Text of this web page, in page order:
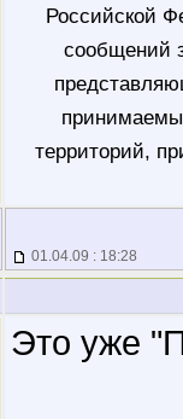
Российской
сообщений
территорий,
01.04.09 : 18:28
Это уже